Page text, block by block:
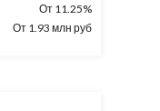
От 11.25%
От 1.93 млн руб